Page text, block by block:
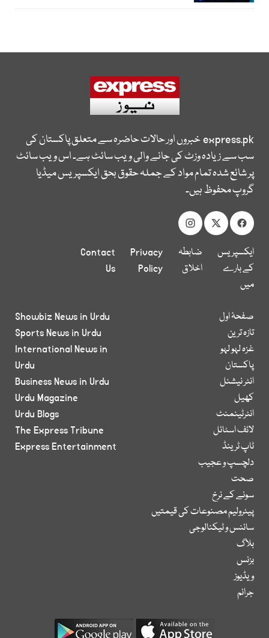
express.pkخبروں اور حالات حاضرہ سے متعلق پاکستان کی
سب سے زیادہ وزٹ کی جانے والی ویب سائٹ ہے۔ اس ویب سائٹ
پر شائع شدہ تمام مواد کے جملہ حقوق بحق ایکسپریس میڈیا
گروپ محفوظ ہیں۔
ایکسپریس
کے بارے
میں
ضابطہ
اخلاق
Privacy
Policy
Contact
Us
صفحۂ اول
تازہ ترین
غزہ لہو لہو
پاکستان
انٹر نیشنل
کھیل
انٹرٹینمنٹ
لائف اسٹائل
ٹاپ ٹرینڈ
دلچسپ و عجیب
صحت
سونے کے نرخ
پیٹرولیم مصنوعات کی قیمتیں
سائنس و ٹیکنالوجی
بلاگ
بزنس
ویڈیوز
جرائم
Showbiz News in Urdu
Sports News in Urdu
International News in
Urdu
Business News in Urdu
Urdu Magazine
Urdu Blogs
The Express Tribune
Express Entertainment